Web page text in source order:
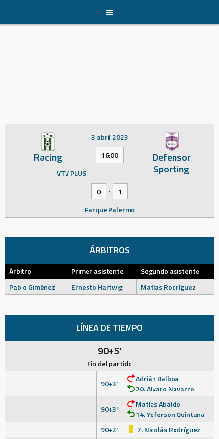
content
Racing Defensor
Sporting
3 abril 2023
16:00
VTV PLUS
0
-
1
Parque Palermo
ÁRBITROS
Árbitro Primer asistente
Segundo asistente
Pablo Giménez
Ernesto Hartwig Matías Rodríguez
LÍNEA DE TIEMPO
90+5'
Fin del partido
90+3'
Adrián Balboa
20. Alvaro Navarro
90+3'
Matías Abaldo
14. Yeferson Quintana
90+2'
7. Nicolás Rodríguez